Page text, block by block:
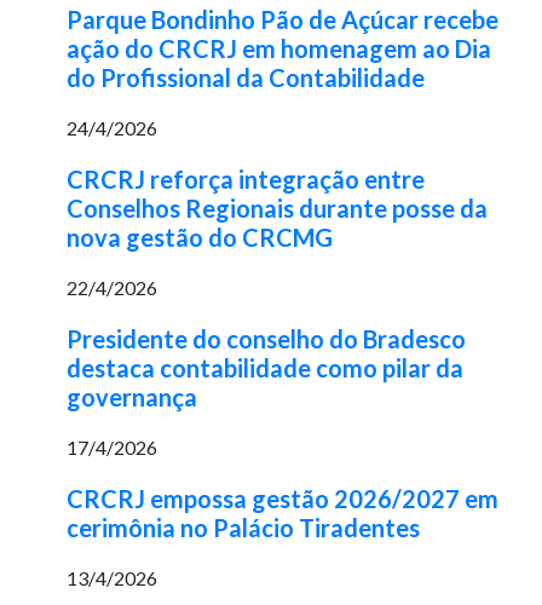
Parque Bondinho Pão de Açúcar recebe
ação do CRCRJ em homenagem ao Dia
do Profissional da Contabilidade
24/4/2026
CRCRJ reforça integração entre
Conselhos Regionais durante posse da
nova gestão do CRCMG
22/4/2026
Presidente do conselho do Bradesco
destaca contabilidade como pilar da
governança
17/4/2026
CRCRJ empossa gestão 2026/2027 em
cerimônia no Palácio Tiradentes
13/4/2026